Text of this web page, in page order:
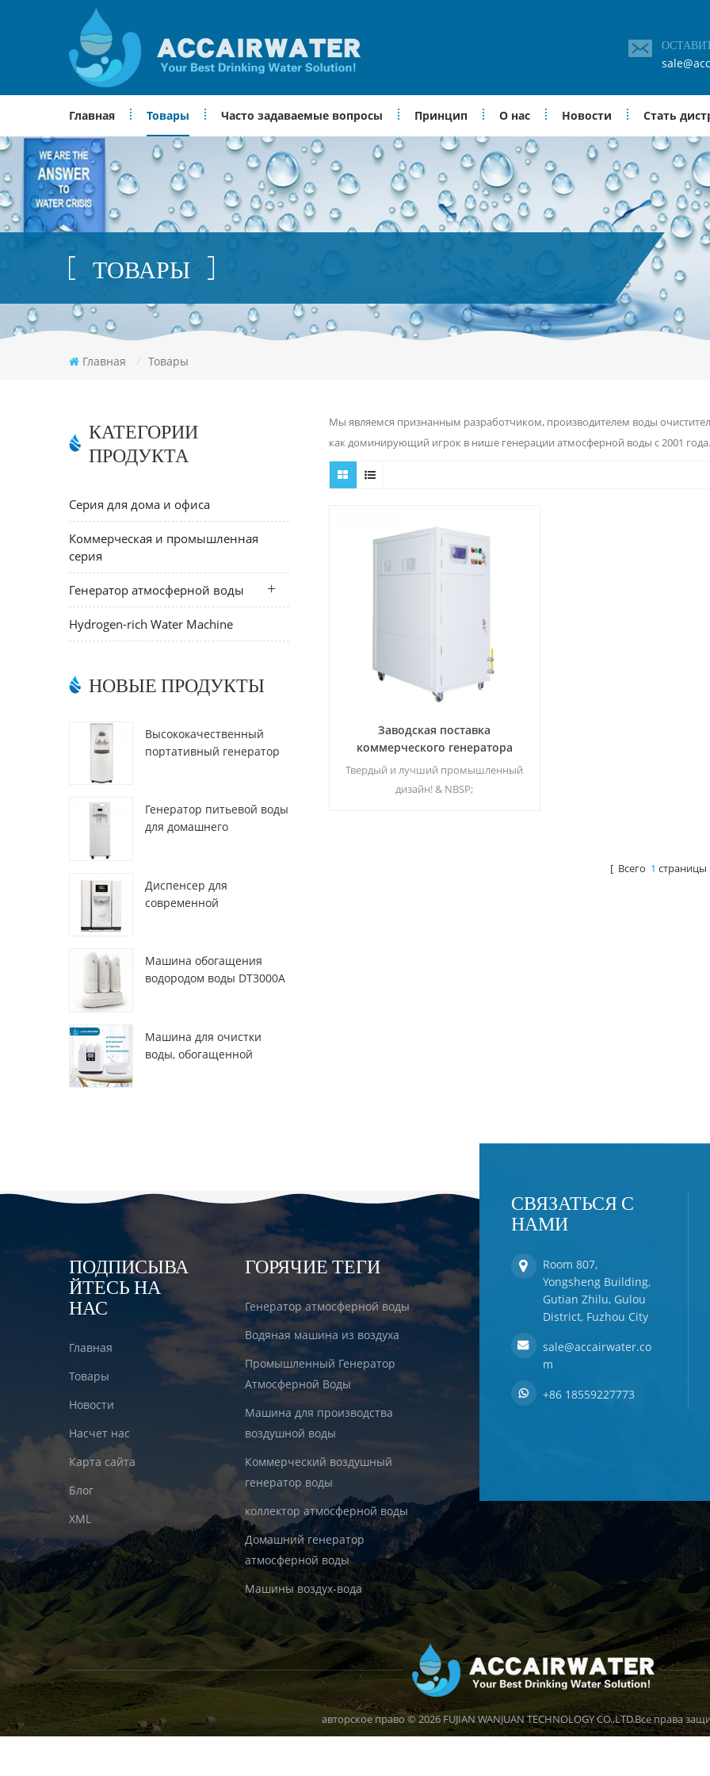
Главная Товары Часто задаваемые вопросы Принцип О нас Новости Стать
ТОВАРЫ
Главная / Товары
КАТЕГОРИИ
ПРОДУКТА
Серия для дома и офиса
Коммерческая и промышленная
серия
Генератор атмосферной воды
Hydrogen-rich Water Machine
НОВЫЕ ПРОДУКТЫ
Высококачественный
портативный генератор
Генератор питьевой воды
для домашнего
Диспенсер для
современной
ZL9510W
Машина обогащения
водородом воды DT3000A
Машина для очистки
воды, обогащенной
Мы являемся признанным разработчиком, производителем воды
как доминирующий игрок в нише генерации атмосферной воды с 2001 года.
Заводская поставка
коммерческого генератора
атмосферной воды 100л ЕА-100
Твердый и лучший промышленный
дизайн! & NBSP;
[ Всего 1
ПОДПИСЫВА
ЙТЕСЬ НА
НАС
Главная
Товары
Новости
Насчет нас
Карта сайта
Блог
XML
ГОРЯЧИЕ ТЕГИ
Генератор атмосферной воды
Водяная машина из воздуха
Промышленный Генератор
Атмосферной Воды
Машина для производства
воздушной воды
Коммерческий воздушный
генератор воды
коллектор атмосферной воды
Домашний генератор
атмосферной воды
Машины воздух-вода
СВЯЗАТЬСЯ С
НАМИ
Room 807,
Yongsheng Building,
Gutian Zhilu, Gulou
District, Fuzhou City
sale@accairwater.co
m
+86 18559227773
авторское право © 2026 FUJIAN WANJUAN TECHNOLOGY CO.,LTD.Все права